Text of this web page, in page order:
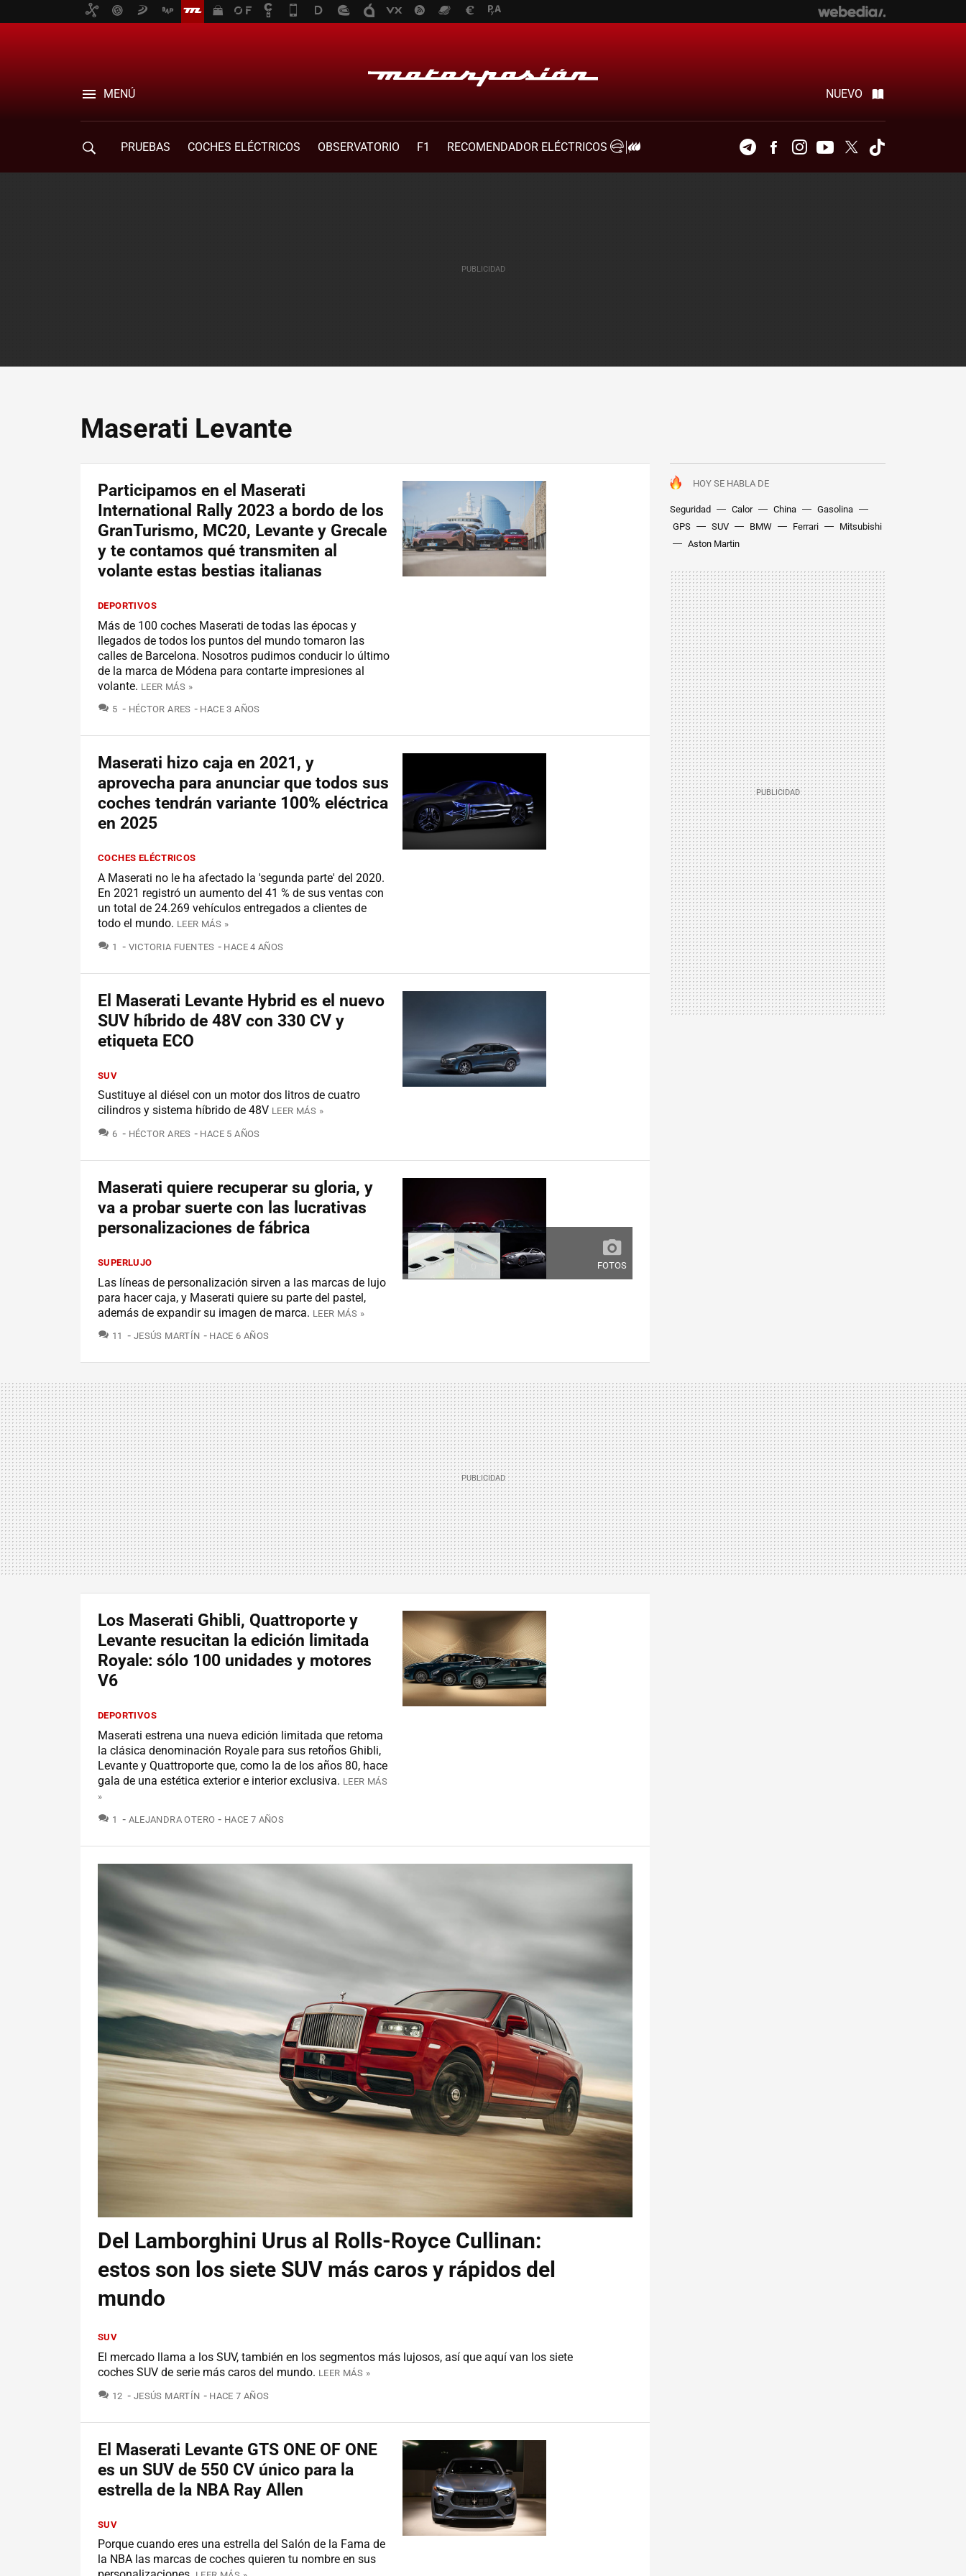
MENÚ NUEVO
PRUEBAS COCHES ELÉCTRICOS OBSERVATORIO F1
RECOMENDADOR ELÉCTRICOS
TelegramFacebookInstagramYoutubeTwitter
Maserati Levante
HOY SE HABLA DE
Seguridad Calor China
Gasolina
GPS
SUV BMW Ferrari
Mitsubishi
Aston Martin
Participamos en el Maserati
International Rally 2023 a bordo de los
GranTurismo, MC20, Levante y Grecale
y te contamos qué transmiten al
volante estas bestias italianas
DEPORTIVOS
Más de 100 coches Maserati de todas las épocas y
llegados de todos los puntos del mundo tomaron las
calles de Barcelona. Nosotros pudimos conducir lo último
de la marca de Módena para contarte impresiones al
volante. LEER MÁS »
5 COMENTARIOS
HÉCTOR ARES HACE 3 AÑOS
Maserati hizo caja en 2021, y
aprovecha para anunciar que todos sus
coches tendrán variante 100% eléctrica
en 2025
COCHES ELÉCTRICOS
A Maserati no le ha afectado la 'segunda parte' del 2020.
En 2021 registró un aumento del 41 % de sus ventas con
un total de 24.269 vehículos entregados a clientes de
todo el mundo. LEER MÁS »
1 COMENTARIOS
VICTORIA FUENTES HACE 4 AÑOS
El Maserati Levante Hybrid es el nuevo
SUV híbrido de 48V con 330 CV y
etiqueta ECO
SUV
Sustituye al diésel con un motor dos litros de cuatro
cilindros y sistema híbrido de 48V LEER MÁS »
6 COMENTARIOS
HÉCTOR ARES HACE 5 AÑOS
FOTOS
Maserati quiere recuperar su gloria, y
va a probar suerte con las lucrativas
personalizaciones de fábrica
SUPERLUJO
Las líneas de personalización sirven a las marcas de lujo
para hacer caja, y Maserati quiere su parte del pastel,
además de expandir su imagen de marca. LEER MÁS »
11 COMENTARIOS
JESÚS MARTÍN HACE 6 AÑOS
Los Maserati Ghibli, Quattroporte y
Levante resucitan la edición limitada
Royale: sólo 100 unidades y motores
V6
DEPORTIVOS
Maserati estrena una nueva edición limitada que retoma
la clásica denominación Royale para sus retoños Ghibli,
Levante y Quattroporte que, como la de los años 80, hace
gala de una estética exterior e interior exclusiva. LEER MÁS
»
1 COMENTARIOS
ALEJANDRA OTERO HACE 7 AÑOS
Del Lamborghini Urus al Rolls-Royce Cullinan:
estos son los siete SUV más caros y rápidos del
mundo
SUV
El mercado llama a los SUV, también en los segmentos más lujosos, así que aquí van los siete
coches SUV de serie más caros del mundo. LEER MÁS »
12 COMENTARIOS
JESÚS MARTÍN HACE 7 AÑOS
El Maserati Levante GTS ONE OF ONE
es un SUV de 550 CV único para la
estrella de la NBA Ray Allen
SUV
Porque cuando eres una estrella del Salón de la Fama de
la NBA las marcas de coches quieren tu nombre en sus